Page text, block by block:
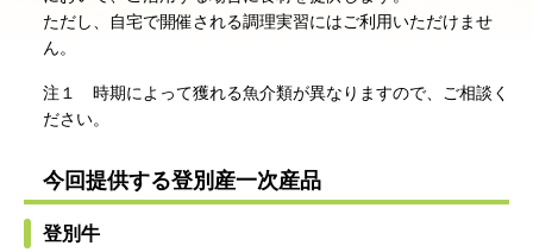
ただし、自宅で開催される調理実習にはご利用いただけませ
ん。
注１ 時期によって獲れる魚介類が異なりますので、ご相談く
ださい。
今回提供する登別産一次産品
登別牛